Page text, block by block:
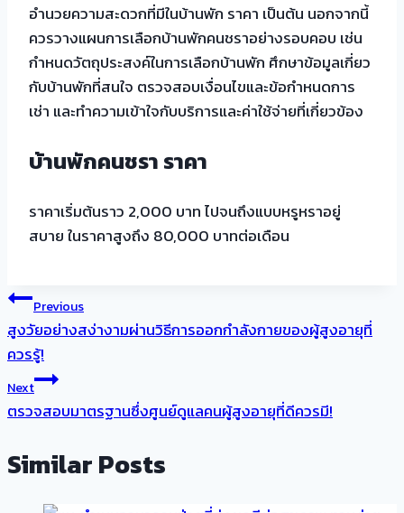
อำนวยความสะดวกที่มีในบ้านพัก ราคา เป็นต้น นอกจากนี้
ควรวางแผนการเลือกบ้านพักคนชราอย่างรอบคอบ เช่น
กำหนดวัตถุประสงค์ในการเลือกบ้านพัก ศึกษาข้อมูลเกี่ยว
กับบ้านพักที่สนใจ ตรวจสอบเงื่อนไขและข้อกำหนดการ
เช่า และทำความเข้าใจกับบริการและค่าใช้จ่ายที่เกี่ยวข้อง
บ้านพักคนชรา ราคา
ราคาเริ่มต้นราว 2,000 บาท ไปจนถึงแบบหรูหราอยู่
สบาย ในราคาสูงถึง 80,000 บาทต่อเดือน
แนะแนว
เรื่อง
Previous
สูงวัยอย่างสง่างามผ่านวิธีการออกกำลังกายของผู้สูงอายุที่
ควรรู้!
Next
ตรวจสอบมาตรฐานซึ่งศูนย์ดูแลคนผู้สูงอายุที่ดีควรมี!
Similar Posts